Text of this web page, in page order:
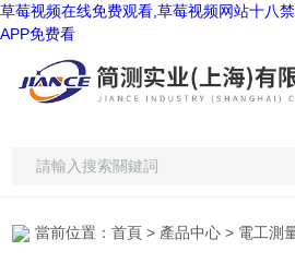
草莓视频在线免费观看,草莓视频网站十八
APP免费看
當前位置：首頁 > 產品中心 > 電工測